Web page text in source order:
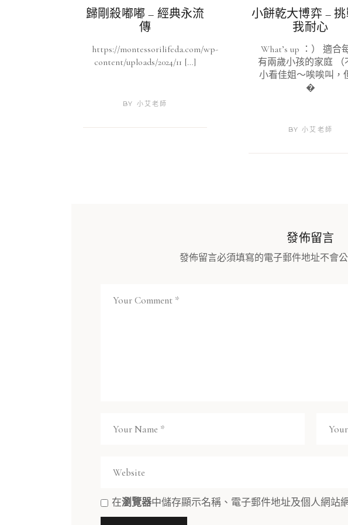
歸剛殺嘟嘟 – 經典永流
傳
https://montessorilifeda.com/wp-
content/uploads/2024/11 […]
BY 小艾老師
小餅乾大博弈 –
我耐心
What’s up ：） 適合
有兩歲小孩的家庭 （
小看佳姐～唉唉叫，
�
BY 小艾老師
發佈留言
發佈留言必須填寫的電子郵件地址不會公
在瀏覽器中儲存顯示名稱、電子郵件地址及個人網站